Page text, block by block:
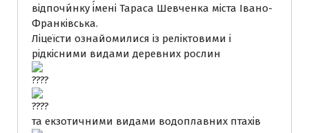
відпочи́нку і́мені Тараса Шевченка міста Івано-
Франківська.
Ліцеїсти ознайомилися із реліктовими і
рідкісними видами деревних рослин
та екзотичними видами водоплавних птахів